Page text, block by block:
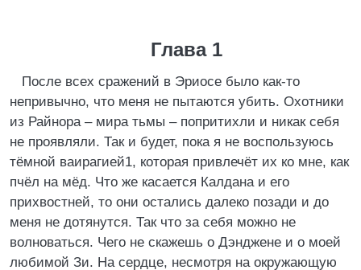
Глава 1
После всех сражений в Эриосе было как-то
непривычно, что меня не пытаются убить. Охотники
из Райнора – мира тьмы – попритихли и никак себя
не проявляли. Так и будет, пока я не воспользуюсь
тёмной ваирагией1, которая привлечёт их ко мне, как
пчёл на мёд. Что же касается Калдана и его
прихвостней, то они остались далеко позади и до
меня не дотянутся. Так что за себя можно не
волноваться. Чего не скажешь о Дэнджене и о моей
любимой Зи. На сердце, несмотря на окружающую